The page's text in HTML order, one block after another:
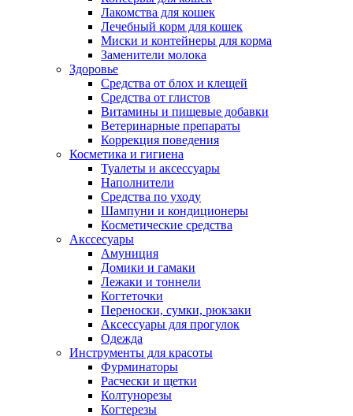
Лакомства для кошек
Лечебный корм для кошек
Миски и контейнеры для корма
Заменители молока
Здоровье
Средства от блох и клещей
Средства от глистов
Витамины и пищевые добавки
Ветеринарные препараты
Коррекция поведения
Косметика и гигиена
Туалеты и аксессуары
Наполнители
Средства по уходу
Шампуни и кондиционеры
Косметические средства
Акссесуары
Амуниция
Домики и гамаки
Лежаки и тоннели
Когтеточки
Переноски, сумки, рюкзаки
Аксессуары для прогулок
Одежда
Инструменты для красоты
Фурминаторы
Расчески и щетки
Колтунорезы
Когтерезы